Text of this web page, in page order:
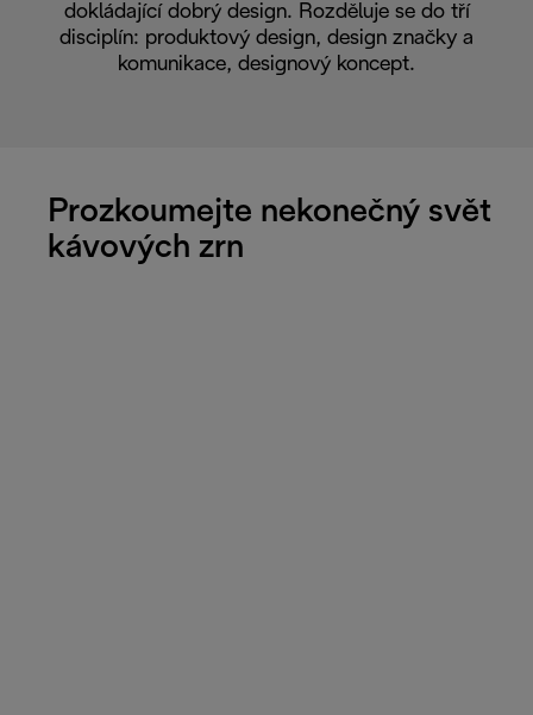
dokládající dobrý design. Rozděluje se do tří
disciplín: produktový design, design značky a
komunikace, designový koncept.
Prozkoumejte nekonečný svět
kávových zrn